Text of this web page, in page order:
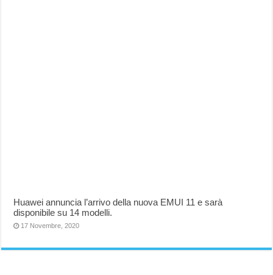
Huawei annuncia l’arrivo della nuova EMUI 11 e sarà
disponibile su 14 modelli.
17 Novembre, 2020